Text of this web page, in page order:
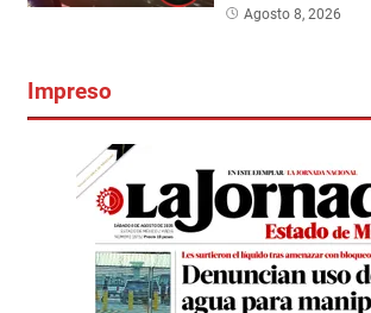
Agosto 8, 2026
Impreso